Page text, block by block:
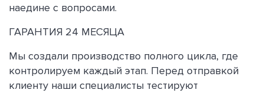
наедине с вопросами.
ГАРАНТИЯ 24 МЕСЯЦА
Мы создали производство полного цикла, где
контролируем каждый этап. Перед отправкой
клиенту наши специалисты тестируют